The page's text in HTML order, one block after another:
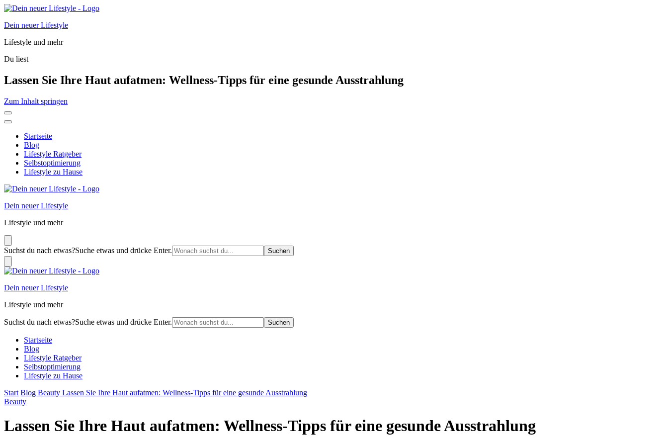
Dein neuer Lifestyle
Lifestyle und mehr
Du liest
Lassen Sie Ihre Haut aufatmen: Wellness-Tipps für eine gesunde Ausstrahlung
Zum Inhalt springen
Startseite
Blog
Lifestyle Ratgeber
Selbstoptimierung
Lifestyle zu Hause
Dein neuer Lifestyle
Lifestyle und mehr
Suchst du nach etwas?Suche etwas und drücke Enter.
Dein neuer Lifestyle
Lifestyle und mehr
Suchst du nach etwas?Suche etwas und drücke Enter.
Startseite
Blog
Lifestyle Ratgeber
Selbstoptimierung
Lifestyle zu Hause
Start Blog Beauty Lassen Sie Ihre Haut aufatmen: Wellness-Tipps für eine gesunde Ausstrahlung
Beauty
Lassen Sie Ihre Haut aufatmen: Wellness-Tipps für eine gesunde Ausstrahlung